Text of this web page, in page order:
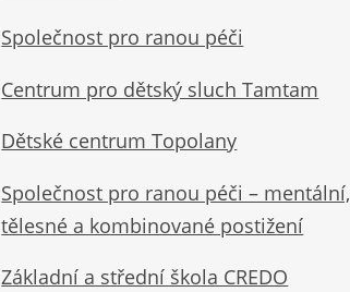
Společnost pro ranou péči
Centrum pro dětský sluch Tamtam
Dětské centrum Topolany
Společnost pro ranou péči – mentální,
tělesné a kombinované postižení
Základní a střední škola CREDO